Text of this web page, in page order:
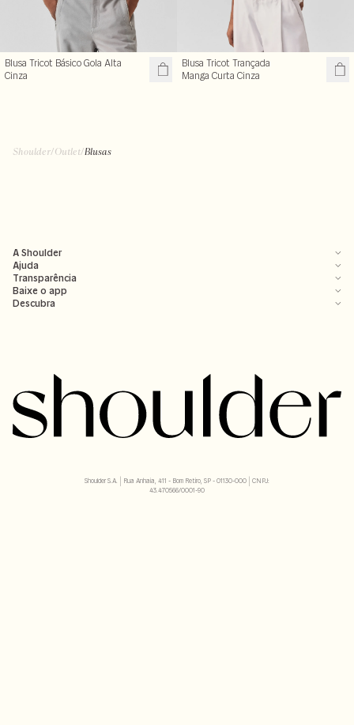
Blusa Tricot Básico Gola Alta
Cinza
Blusa Tricot Trançada
Manga Curta Cinza
A Shoulder
Ajuda
Transparência